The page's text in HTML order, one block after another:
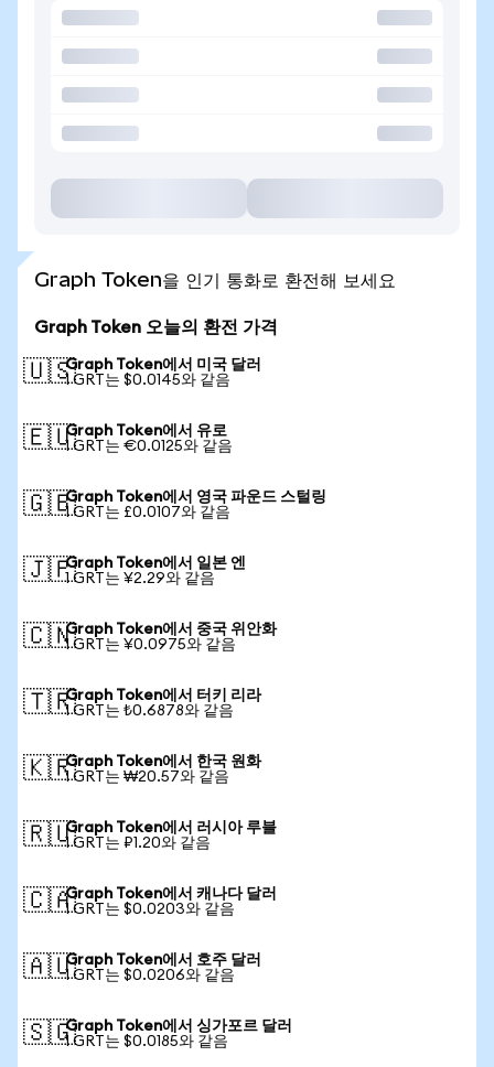
Graph Token을 인기 통화로 환전해 보세요
Graph Token 오늘의 환전 가격
🇺🇸Graph Token에서 미국 달러
1 GRT는 $0.0145와 같음
🇪🇺Graph Token에서 유로
1 GRT는 €0.0125와 같음
🇬🇧Graph Token에서 영국 파운드 스털링
1 GRT는 £0.0107와 같음
🇯🇵Graph Token에서 일본 엔
1 GRT는 ¥2.29와 같음
🇨🇳Graph Token에서 중국 위안화
1 GRT는 ¥0.0975와 같음
🇹🇷Graph Token에서 터키 리라
1 GRT는 ₺0.6878와 같음
🇰🇷Graph Token에서 한국 원화
1 GRT는 ₩20.57와 같음
🇷🇺Graph Token에서 러시아 루블
1 GRT는 ₽1.20와 같음
🇨🇦Graph Token에서 캐나다 달러
1 GRT는 $0.0203와 같음
🇦🇺Graph Token에서 호주 달러
1 GRT는 $0.0206와 같음
🇸🇬Graph Token에서 싱가포르 달러
1 GRT는 $0.0185와 같음